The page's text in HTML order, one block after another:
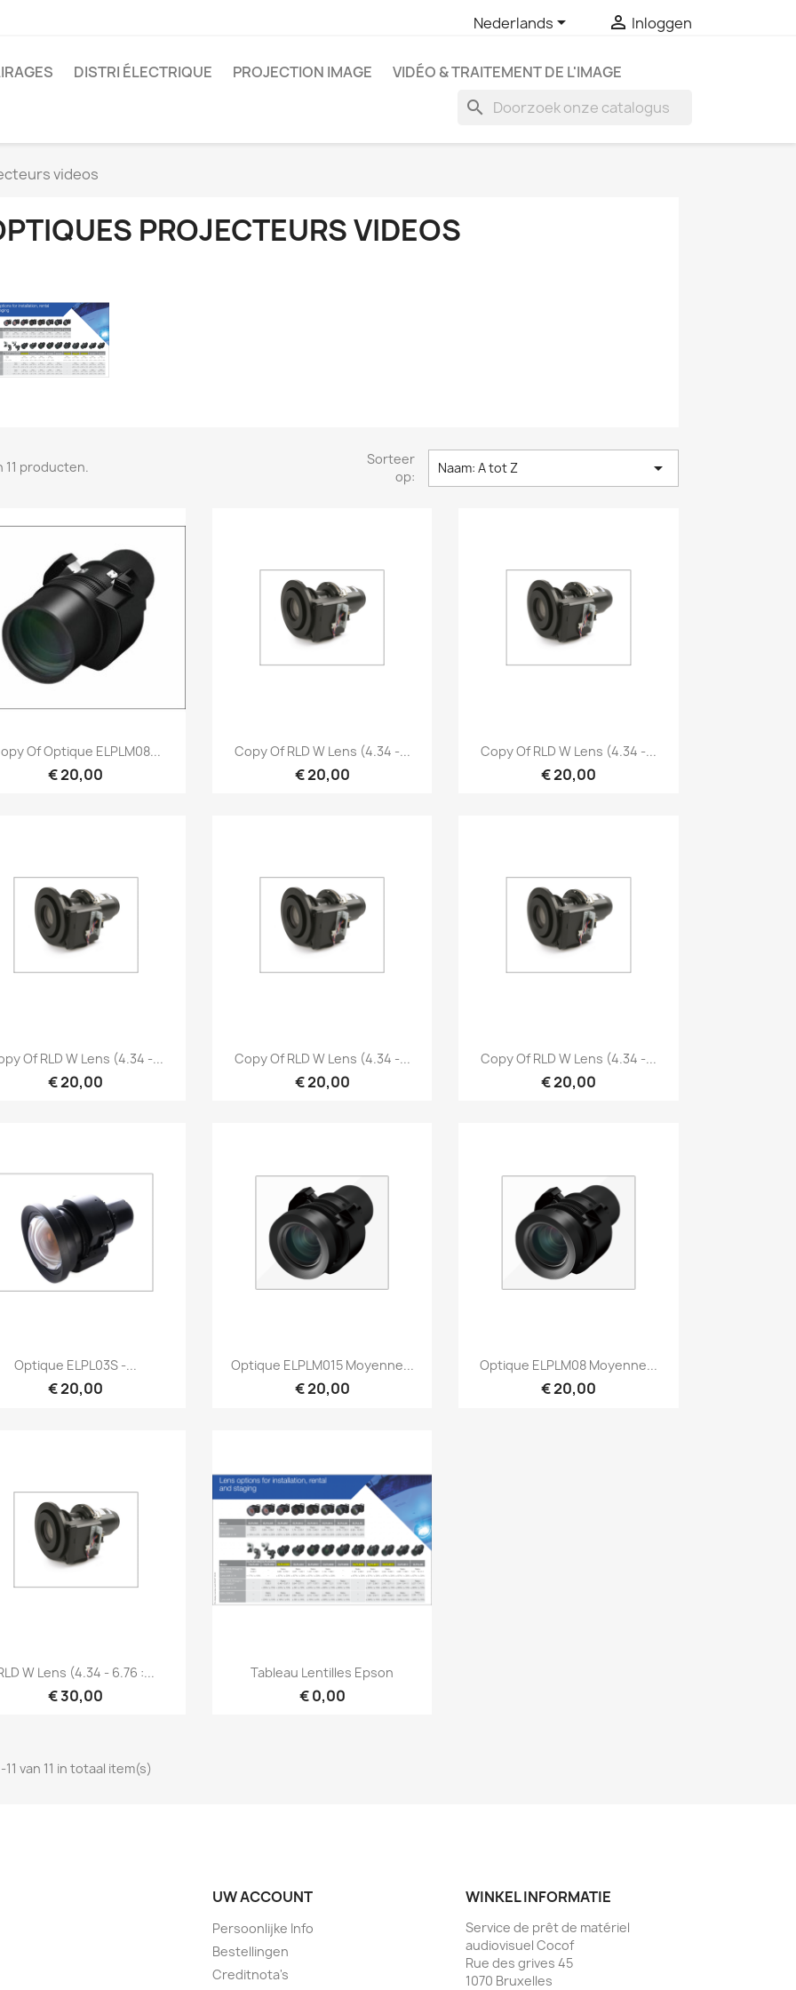
Nederlands  Inloggen
DISTRI ÉLECTRIQUE PROJECTION IMAGE VIDÉO & TRAITEMENT DE L'IMAGE
search
videos
PROJECTEURS VIDEOS
11 producten.
Sorteer
op:
Naam: A tot Z 
Snel bekijken
Of Optique ELPLM08...
€ 20,00
Snel bekijken
Copy Of RLD W Lens (4.34 -...
€ 20,00
Snel bekijken
Copy Of RLD W Lens (4.34 -...
€ 20,00
Snel bekijken
Of RLD W Lens (4.34 -...
€ 20,00
Snel bekijken
Copy Of RLD W Lens (4.34 -...
€ 20,00
Snel bekijken
Copy Of RLD W Lens (4.34 -...
€ 20,00
Snel bekijken
Optique ELPL03S -...
€ 20,00
Snel bekijken
Optique ELPLM015 Moyenne...
€ 20,00
Snel bekijken
Optique ELPLM08 Moyenne...
€ 20,00
Snel bekijken
W Lens (4.34 - 6.76 :...
€ 30,00
Snel bekijken
Tableau Lentilles Epson
€ 0,00
11 van 11 in totaal item(s)
UW ACCOUNT
Persoonlijke Info
Bestellingen
Creditnota's
WINKEL INFORMATIE
Service de prêt de matériel
audiovisuel Cocof
Rue des grives 45
1070 Bruxelles